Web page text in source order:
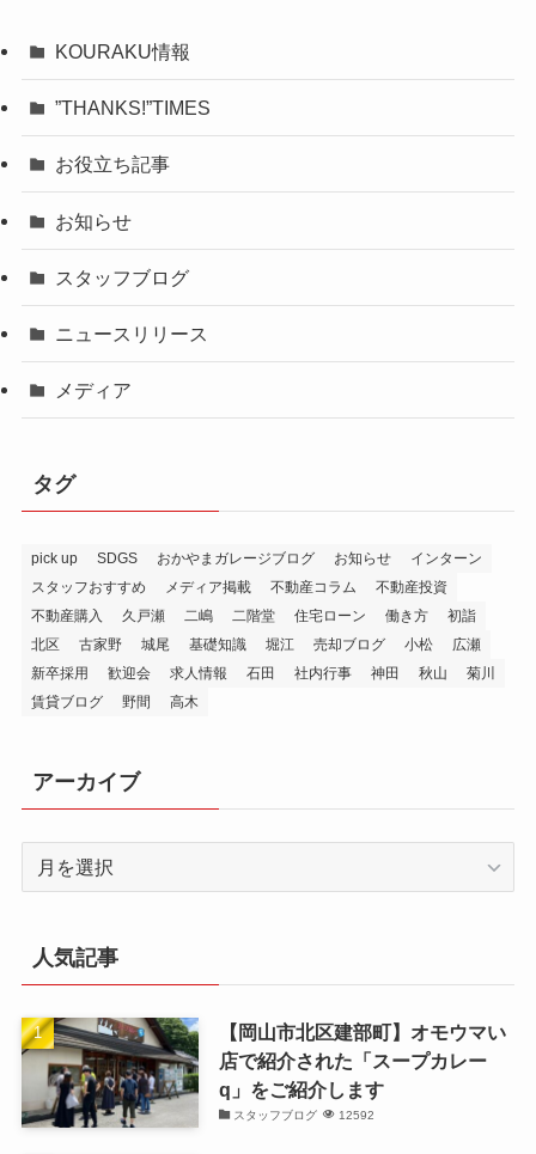
KOURAKU情報
”THANKS!”TIMES
お役立ち記事
お知らせ
スタッフブログ
ニュースリリース
メディア
タグ
pick up SDGS おかやまガレージブログ お知らせ
インターン
スタッフおすすめ
メディア掲載 不動産コラム
不動産投資
不動産購入
久戸瀬 二嶋 二階堂 住宅ローン 働き方
初詣
北区
古家野 城尾 基礎知識 堀江 売却ブログ 小松
広瀬
新卒採用
歓迎会 求人情報 石田 社内行事 神田 秋山
菊川
賃貸ブログ
野間 高木
アーカイブ
ブ
人気記事
【岡山市北区建部町】オモウマい
店で紹介された「スープカレー
q」をご紹介します
スタッフブログ 12592